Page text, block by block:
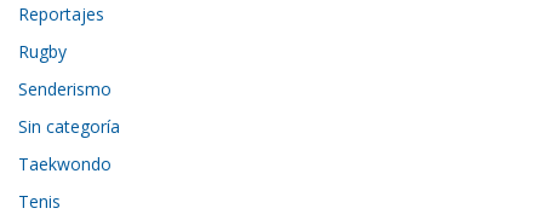
Reportajes
Rugby
Senderismo
Sin categoría
Taekwondo
Tenis